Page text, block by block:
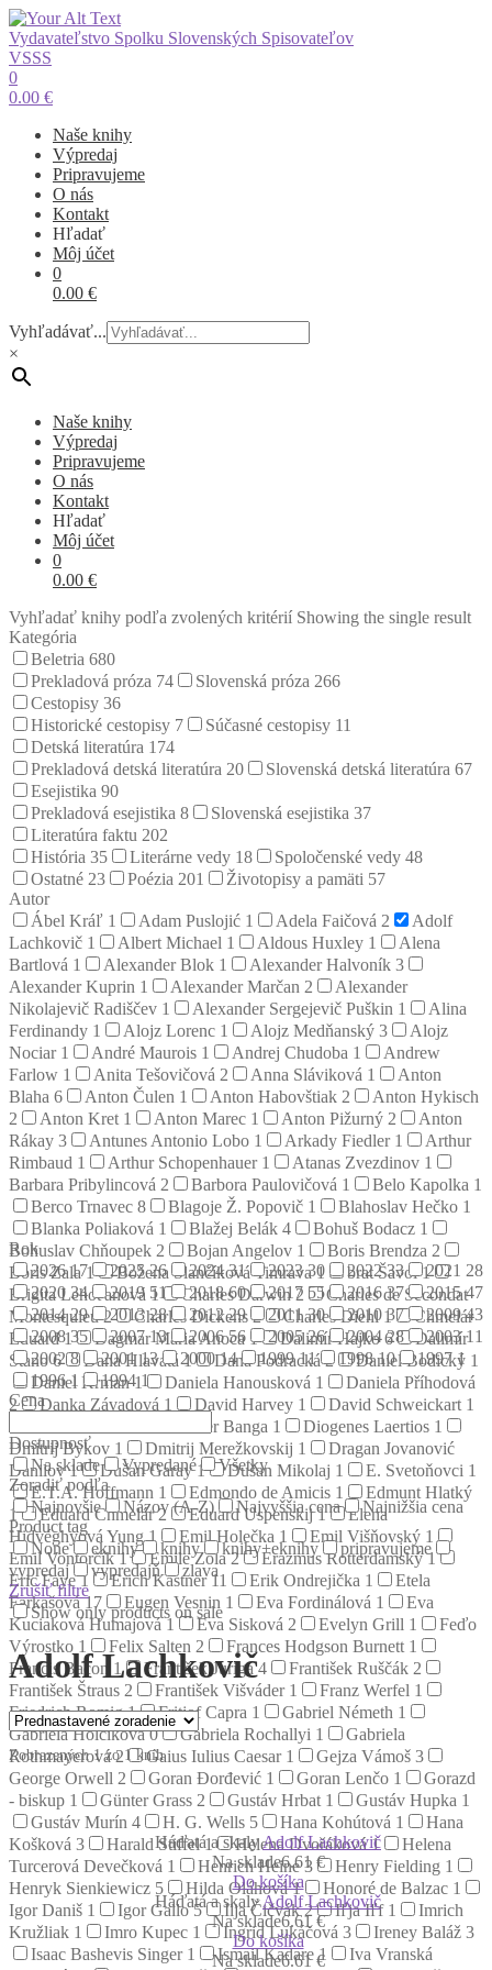
Vydavateľstvo Spolku Slovenských Spisovateľov
VSSS
0
0.00 €
Naše knihy
Výpredaj
Pripravujeme
O nás
Kontakt
Hľadať
Môj účet
0
0.00 €
Vyhľadávať...
×
Naše knihy
Výpredaj
Pripravujeme
O nás
Kontakt
Hľadať
Môj účet
0
0.00 €
Vyhľadať knihy podľa zvolených kritérií Showing the single result
Kategória
Beletria 680
Prekladová próza 74 Slovenská próza 266
Cestopisy 36
Historické cestopisy 7 Súčasné cestopisy 11
Detská literatúra 174
Prekladová detská literatúra 20 Slovenská detská literatúra 67
Esejistika 90
Prekladová esejistika 8 Slovenská esejistika 37
Literatúra faktu 202
História 35 Literárne vedy 18 Spoločenské vedy 48
Ostatné 23 Poézia 201 Životopisy a pamäti 57
Autor
Ábel Kráľ 1 Adam Puslojić 1 Adela Faičová 2
Adolf
Lachkovič 1 Albert Michael 1 Aldous Huxley 1
Alena
Bartlová 1 Alexander Blok 1 Alexander Halvoník 3
Alexander Kuprin 1 Alexander Marčan 2
Alexander
Nikolajevič Radiščev 1 Alexander Sergejevič Puškin 1
Alina
Ferdinandy 1 Alojz Lorenc 1 Alojz Medňanský 3
Alojz
Nociar 1 André Maurois 1 Andrej Chudoba 1
Andrew
Farlow 1 Anita Tešovičová 2 Anna Sláviková 1
Anton
Blaha 6 Anton Čulen 1 Anton Habovštiak 2
Anton Hykisch
2
Anton Kret 1 Anton Marec 1 Anton Pižurný 2
Anton
Rákay 3 Antunes Antonio Lobo 1 Arkady Fiedler 1
Arthur
Rimbaud 1 Arthur Schopenhauer 1 Atanas Zvezdinov 1
Barbara Pribylincová 2 Barbora Paulovičová 1 Belo Kapolka 1
Berco Trnavec 8 Blagoje Ž. Popovič 1 Blahoslav Hečko 1
Blanka Poliaková 1 Blažej Belák 4 Bohuš Bodacz 1
Bohuslav Chňoupek 2 Bojan Angelov 1 Boris Brendza 2
Boris Zala1 Božena Slančíková Timrava1 brat Šavol1
Brigita Lehoťanová 1 Charles Darwin2
Charles de Secondat
Montesquieu2 Charles Dickens2 Charles Diehl1
Chmelár
Eduard1 Dagmar Mária Anoca 1 Dalimír Hajko6
Dalimír
Stano6 Dana Hlavatá1 Dana Podracká2 Daniel Bodický 1
Daniel Krman1 Daniela Hanousková 1
Daniela Příhodová
2
Danka Závadová 1 David Harvey 1 David Schweickart 1
Dezider Banga 1 Diogenes Laertios 1
Dmitrij Bykov 1 Dmitrij Merežkovskij 1
Dragan Jovanović
Danilov1 Dušan Garay1 Dušan Mikolaj 1 E. Svetoňovci 1
E.T.A. Hoffmann 1 Edmondo de Amicis 1
Edmunt Hlatký
1
Eduard Chmelár2 Eduard Uspenskij1
Elena
Hidvéghyová Yung1 Emil Holečka 1 Emil Višňovský 1
Emil Vontorčík1 Émile Zola2 Erazmus Rotterdamský1
Eric Faye1 Erich Kästner11 Erik Ondrejička 1
Etela
Farkašová17 Eugen Vesnin 1 Eva Fordinálová 1
Eva
Kuciaková Humajová1 Eva Sisková 2 Evelyn Grill 1
Feďo
Výrostko 1 Felix Salten 2 Frances Hodgson Burnett 1
Francis Bacon 1 František Juriga4 František Ruščák 2
František Štraus 2 František Višváder 1 Franz Werfel 1
Friedrich Romig1 Fritjof Capra 1 Gabriel Németh 1
Gabriela Holčíková0 Gabriela Rochallyi 1
Gabriela
Rothmayerová2 Gaius Iulius Caesar 1 Gejza Vámoš 3
George Orwell 2 Goran Đorđević 1 Goran Lenčo 1
Gorazd
- biskup 1 Günter Grass 2 Gustáv Hrbat 1 Gustáv Hupka 1
Gustáv Murín 4 H. G. Wells 5 Hana Kohútová 1
Hana
Košková 3 Harald Stiffel1 Helena Dvořáková1
Helena
Turcerová Devečková 1 Henrich Heine3 Henry Fielding 1
Henryk Sienkiewicz 5 Hilda Oláhová1 Honoré de Balzac 1
Igor Daniš 1 Igor Gallo5 Ilja Čičvák2 Iľja Iľf 1
Imrich
Kružliak 1 Imro Kupec 1 Ingrid Lukáčová 3 Ireney Baláž 3
Isaac Bashevis Singer 1 Ismail Kadare1
Iva Vranská
Rok
202617 202526 202431 202330 202233 2021 28
2020 34 2019 51 201860 2017 55 201637 201547
201429 201328 201229 201130 201037 200943
200835 200713 200656 200526 200428 200311
20028 200113 200014 199911 199810 19971
19961 19941
Cena
Dostupnosť
Na sklade
Vypredané
Všetky
Zoradiť podľa
Najnovšie
Názov (A-Z) Najvyššia cena
Najnižšia cena
Product tag
None
eknihy knihy knihy+eknihy
pripravujeme
vypredaj
vypredajň
zlava
Zrušiť filtre
Show only products on sale
Adolf Lachkovič
Zobrazených 1 zo 1 kníh
Háďatá a skalyAdolf Lachkovič
Na sklade6.61 €
Do košíka
Háďatá a skaly Adolf Lachkovič
Na sklade6.61 €
Do košíka
Na sklade6.61 €